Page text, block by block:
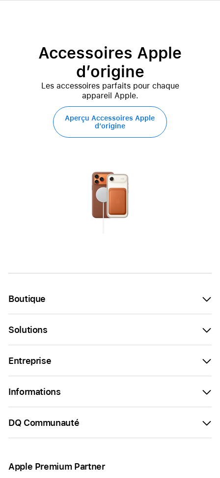
Accessoires Apple
d’origine
Les accessoires parfaits pour chaque
appareil Apple.
Aperçu Accessoires Apple
d’origine
Boutique
Solutions
Entreprise
Informations
DQ Communauté
Apple Premium Partner